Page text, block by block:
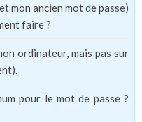
mon ancien mot de passe)
faire ?
ordinateur, mais pas sur
pour le mot de passe ?